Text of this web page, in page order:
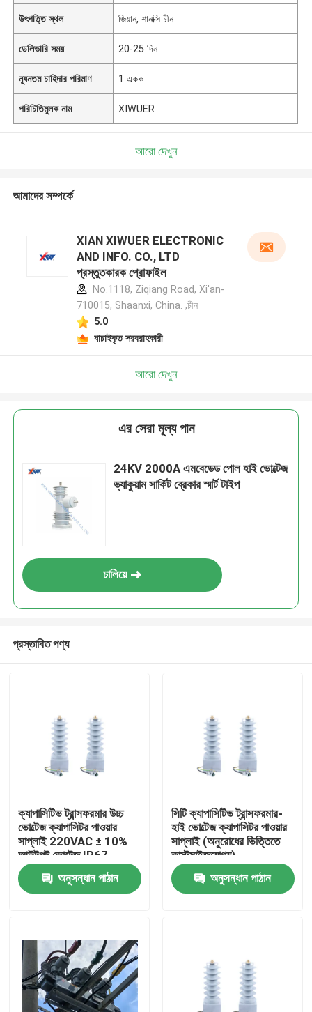
পণ্য
VR প্রদর্শন
উৎপত্তি স্থল জিয়ান, শানক্সি চীন
ডেলিভারি সময় 20-25 দিন
ন্যূনতম চাহিদার পরিমাণ 1 একক
পরিচিতিমুলক নাম XIWUER
আরো দেখুন
আমাদের সম্পর্কে
XIAN XIWUER ELECTRONIC
AND INFO. CO., LTD
প্রস্তুতকারক প্রোফাইল
No.1118, Ziqiang Road, Xi'an-
710015, Shaanxi, China. ,চীন
5.0
যাচাইকৃত সরবরাহকারী
আরো দেখুন
এর সেরা মূল্য পান
24KV 2000A এমবেডেড পোল হাই ভোল্টেজ
ভ্যাকুয়াম সার্কিট ব্রেকার স্মার্ট টাইপ
চালিয়ে
প্রস্তাবিত পণ্য
ক্যাপাসিটিভ ট্রান্সফরমার উচ্চ
ভোল্টেজ ক্যাপাসিটর পাওয়ার
সাপ্লাই 220VAC ± 10%
আউটপুট ভোল্টেজ IP67
জলরোধী স্তর এবং নিরোধক রজন
পটিং
অনুসন্ধান পাঠান
সিটি ক্যাপাসিটিভ ট্রান্সফরমার-
হাই ভোল্টেজ ক্যাপাসিটর পাওয়ার
সাপ্লাই (অনুরোধের ভিত্তিতে
কাস্টমাইজযোগ্য)
অনুসন্ধান পাঠান